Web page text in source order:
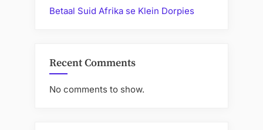
Betaal Suid Afrika se Klein Dorpies
Recent Comments
No comments to show.